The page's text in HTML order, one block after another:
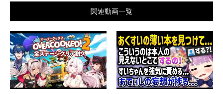
関連動画一覧